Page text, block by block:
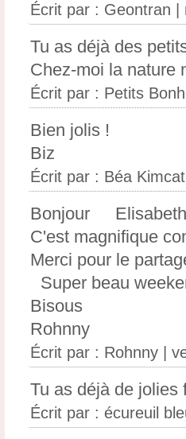
Écrit par : Geontran
Tu as déjà des
Chez-moi la nature
Écrit par : Petits
Bien jolis !
Biz
Écrit par : Béa Kimcat
Bonjour Elisabeth
C'est magnifique
Merci pour le
Super beau
Bisous
Rohnny
Écrit par : Rohnny |
Tu as déjà de jolies
Écrit par : écureuil